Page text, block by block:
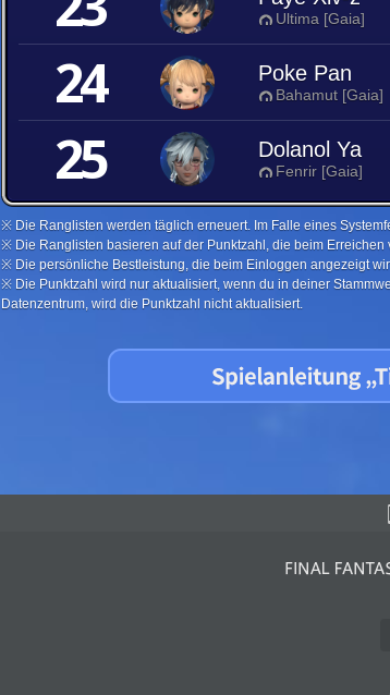
Ultima [Gaia]
24 Poke Pan
Bahamut [Gaia]
25 Dolanol Ya
Fenrir [Gaia]
※ Die Ranglisten werden täglich erneuert. Im Falle eines
※ Die Ranglisten basieren auf der Punktzahl, die beim
※ Die persönliche Bestleistung, die beim Einloggen angezeigt
※ Die Punktzahl wird nur aktualisiert, wenn du in deiner
Datenzentrum, wird die Punktzahl nicht aktualisiert.